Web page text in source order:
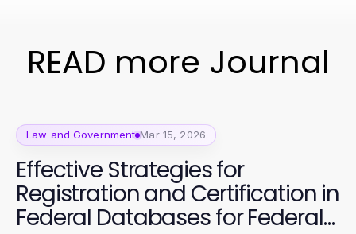
READ more Journal
Law and Government Mar 15, 2026
Effective Strategies for
Registration and Certification in
Federal Databases for Federal